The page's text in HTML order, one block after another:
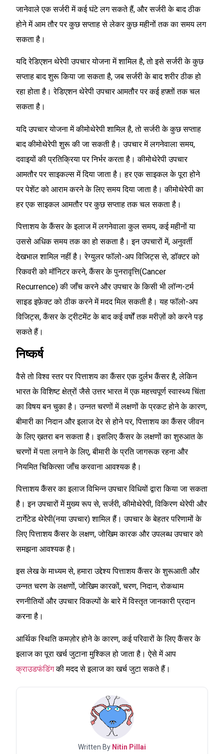
जानेवाले एक सर्जरी में कई घंटे लग सकते हैं, और सर्जरी के बाद ठीक
होने में आम तौर पर कुछ सप्ताह से लेकर कुछ महीनों तक का समय लग
सकता है।
यदि रेडिएशन थेरेपी उपचार योजना में शामिल है, तो इसे सर्जरी के कुछ
सप्ताह बाद शुरू किया जा सकता है, जब सर्जरी के बाद शरीर ठीक हो
रहा होता है। रेडिएशन थेरेपी उपचार आमतौर पर कई हफ़्तों तक चल
सकता है।
यदि उपचार योजना में कीमोथेरेपी शामिल है, तो सर्जरी के कुछ सप्ताह
बाद कीमोथेरेपी शुरू की जा सकती है। उपचार में लगनेवाला समय,
दवाइयों की प्रतिक्रिया पर निर्भर करता है। कीमोथेरेपी उपचार
आमतौर पर साइकल्स में दिया जाता है। हर एक साइकल के पूरा होने
पर पेशेंट को आराम करने के लिए समय दिया जाता है। कीमोथेरेपी का
हर एक साइकल आमतौर पर कुछ सप्ताह तक चल सकता है।
पित्ताशय के कैंसर के इलाज में लगनेवाला कुल समय, कई महीनों या
उससे अधिक समय तक का हो सकता है। इन उपचारों में, अनुवर्ती
देखभाल शामिल नहीं है। रेग्युलर फॉलो-अप विजिट्स से, डॉक्टर को
रिकवरी को मॉनिटर करने, कैंसर के पुनरावृत्ति(Cancer
Recurrence) की जाँच करने और उपचार के किसी भी लॉन्ग-टर्म
साइड इफ़ेक्ट को ठीक करने में मदद मिल सकती है। यह फॉलो-अप
विजिट्स, कैंसर के ट्रीटमेंट के बाद कई वर्षों तक मरीज़ों को करने पड़
सकते हैं।
निष्कर्ष
वैसे तो विश्व स्तर पर पित्ताशय का कैंसर एक दुर्लभ कैंसर है, लेकिन
भारत के विशिष्ट क्षेत्रों जैसे उत्तर भारत में एक महत्त्वपूर्ण स्वास्थ्य चिंता
का विषय बन चुका है। उन्नत चरणों में लक्षणों के प्रकट होने के कारण,
बीमारी का निदान और इलाज देर से होने पर, पित्ताशय का कैंसर जीवन
के लिए ख़तरा बन सकता है। इसलिए कैंसर के लक्षणों का शुरुआत के
चरणों में पता लगाने के लिए, बीमारी के प्रति जागरूक रहना और
नियमित चिकित्सा जाँच करवाना आवश्यक है।
पित्ताशय कैंसर का इलाज विभिन्न उपचार विधियों द्वारा किया जा सकता
है। इन उपचारों में मुख्य रूप से, सर्जरी, कीमोथेरेपी, विकिरण थेरेपी और
टार्गेटेड थेरेपी(नया उपचार) शामिल हैं। उपचार के बेहतर परिणामों के
लिए पित्ताशय कैंसर के लक्षण, जोखिम कारक और उपलब्ध उपचार को
समझना आवश्यक है।
इस लेख के माध्यम से, हमारा उद्देश्य पित्ताशय कैंसर के शुरूआती और
उन्नत चरण के लक्षणों, जोखिम कारकों, चरण, निदान, रोकथाम
रणनीतियों और उपचार विकल्पों के बारे में विस्तृत जानकारी प्रदान
करना है।
आर्थिक स्थिति कमज़ोर होने के कारण, कई परिवारों के लिए कैंसर के
इलाज का पूरा खर्च जुटाना मुश्किल हो जाता है। ऐसे में आप
क्राउडफंडिंगकी मदद से इलाज का खर्च जुटा सकते हैं।
Written By Nitin Pillai